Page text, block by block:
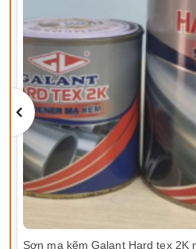
Sơn mạ kẽm Galant Hard tex 2K